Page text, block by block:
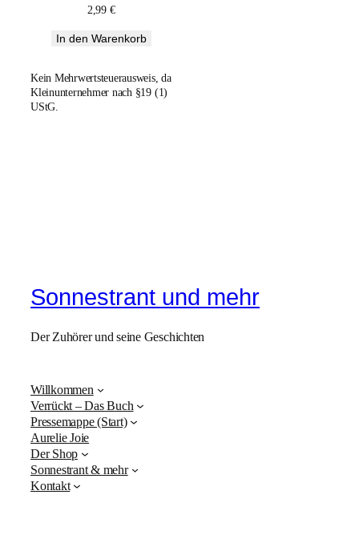
2,99 €
In den Warenkorb
Kein Mehrwertsteuerausweis, da
Kleinunternehmer nach §19 (1)
UStG.
Sonnestrant und mehr
Der Zuhörer und seine Geschichten
Willkommen
Verrückt – Das Buch
Pressemappe (Start)
Aurelie Joie
Der Shop
Sonnestrant & mehr
Kontakt